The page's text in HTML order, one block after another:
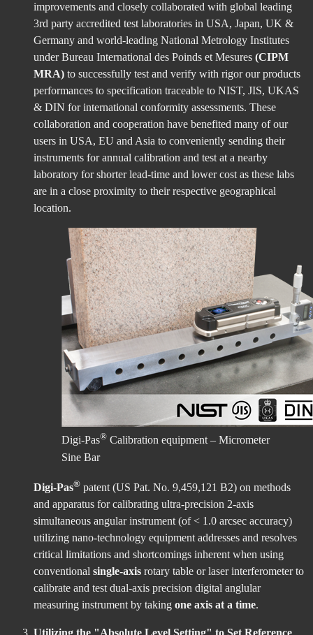
improvements and closely collaborated with global leading
3rd party accredited test laboratories in USA, Japan, UK &
Germany and world-leading National Metrology Institutes
under Bureau International des Poinds et Mesures (CIPM
MRA) to successfully test and verify with rigor our products
performances to specification traceable to NIST, JIS, UKAS
& DIN for international conformity assessments. These
collaboration and cooperation have benefited many of our
users in USA, EU and Asia to conveniently sending their
instruments for annual calibration and test at a nearby
laboratory for shorter lead-time and lower cost as these labs
are in a close proximity to their respective geographical
location.
Digi-Pas® Calibration equipment – Micrometer
Sine Bar
Digi-Pas® patent (US Pat. No. 9,459,121 B2) on methods
and apparatus for calibrating ultra-precision 2-axis
simultaneous angular instrument (of < 1.0 arcsec accuracy)
utilizing nano-technology equipment addresses and resolves
critical limitations and shortcomings inherent when using
conventional single-axis rotary table or laser interferometer to
calibrate and test dual-axis precision digital anglular
measuring instrument by taking one axis at a time.